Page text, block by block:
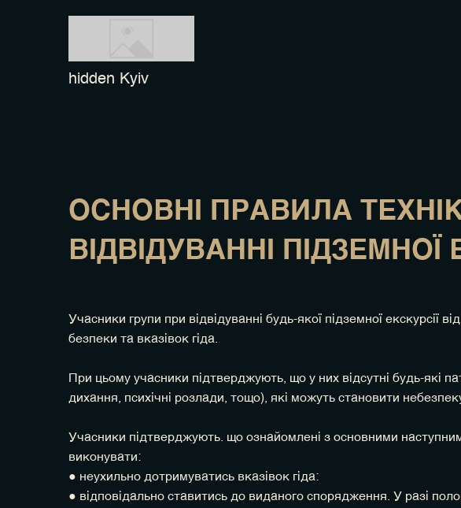
hidden Kyiv
ОСНОВНІ ПРАВИЛА
ВІДВІДУВАННІ ПІДЗЕМНОЇ
Учасники групи при відвідуванні будь-якої підземної
безпеки та вказівок гіда.
При цьому учасники підтверджують, що у них відсутні будь-які
дихання, психічні розлади, тощо), які можуть становити
Учасники підтверджують. що ознайомлені з основними
виконувати:
● неухильно дотримуватись вказівок гіда:
● відповідально ставитись до виданого спорядження. У разі